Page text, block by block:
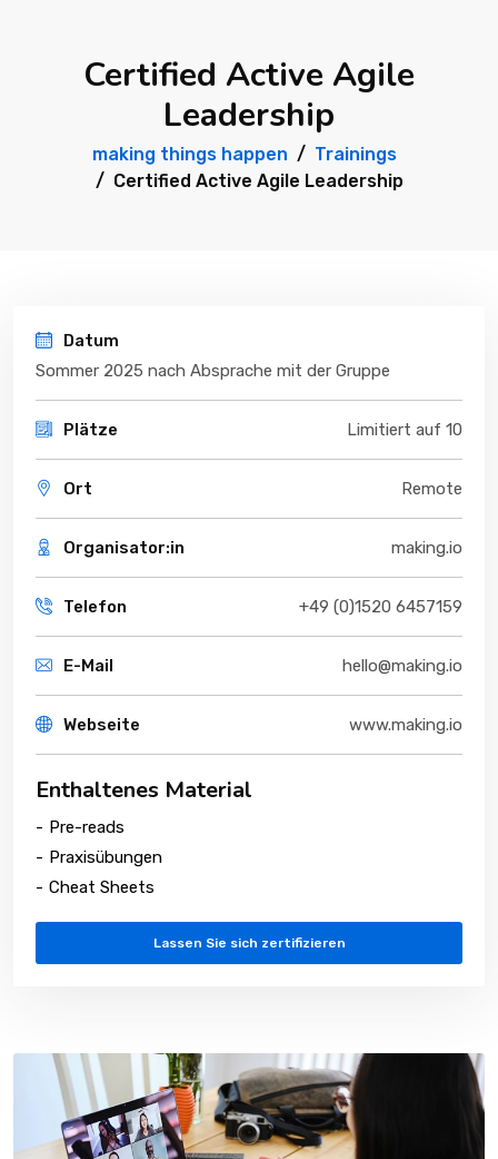
Certified Active Agile
Leadership
making things happen
Trainings
Certified Active Agile Leadership
Datum
Sommer 2025 nach Absprache mit der Gruppe
Plätze Limitiert auf 10
Ort Remote
Organisator:in making.io
Telefon +49 (0)1520 6457159
E-Mail hello@making.io
Webseite www.making.io
Enthaltenes Material
- Pre-reads
- Praxisübungen
- Cheat Sheets
Lassen Sie sich zertifizieren